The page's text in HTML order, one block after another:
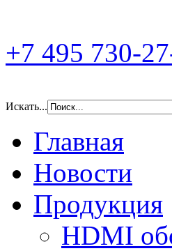
+7 495 730-
Искать...
Главная
Новости
Продукция
HDMI